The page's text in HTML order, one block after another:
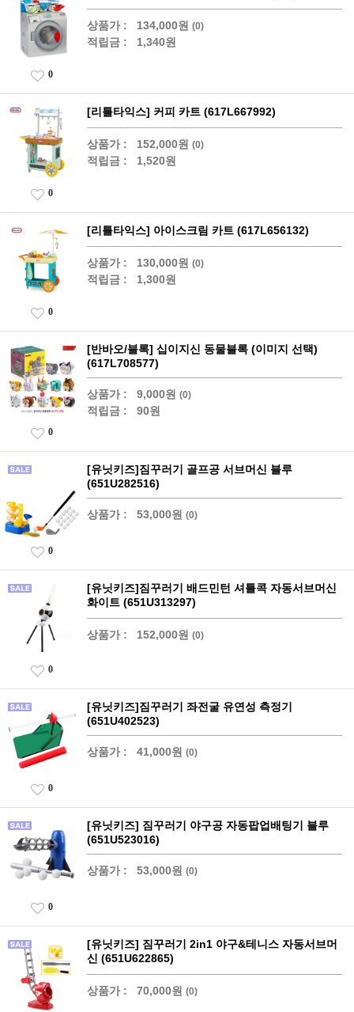
상품가 : 134,000원 (0)
적립금 : 1,340원
0
[리틀타익스] 커피 카트 (617L667992)
상품가 : 152,000원 (0)
적립금 : 1,520원
0
[리틀타익스] 아이스크림 카트 (617L656132)
상품가 : 130,000원 (0)
적립금 : 1,300원
0
[반바오/블록] 십이지신 동물블록 (이미지 선택)
(617L708577)
상품가 : 9,000원 (0)
적립금 : 90원
0
[유닛키즈]짐꾸러기 골프공 서브머신 블루
(651U282516)
상품가 : 53,000원 (0)
0
[유닛키즈]짐꾸러기 배드민턴 셔틀콕 자동서브머신
화이트 (651U313297)
상품가 : 152,000원 (0)
0
[유닛키즈]짐꾸러기 좌전굴 유연성 측정기
(651U402523)
상품가 : 41,000원 (0)
0
[유닛키즈] 짐꾸러기 야구공 자동팝업배팅기 블루
(651U523016)
상품가 : 53,000원 (0)
0
[유닛키즈] 짐꾸러기 2in1 야구&테니스 자동서브머
신 (651U622865)
상품가 : 70,000원 (0)